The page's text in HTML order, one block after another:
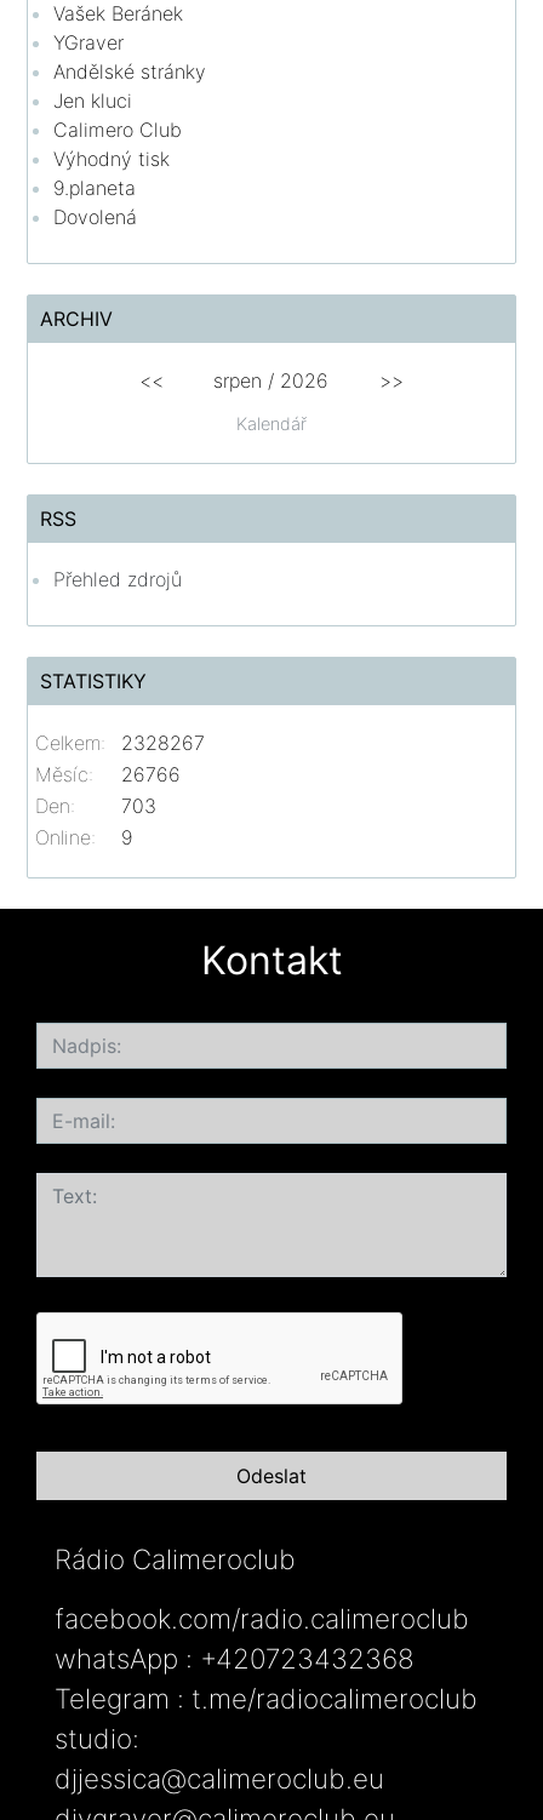
Vašek Beránek
YGraver
Andělské stránky
Jen kluci
Calimero Club
Výhodný tisk
9.planeta
Dovolená
ARCHIV
Kalendář
<< srpen / 2026 >>
RSS
Přehled zdrojů
STATISTIKY
Online: 9
Celkem:
2328267
Měsíc:
26766
Den:
703
Kontakt
Rádio Calimeroclub
facebook.com/radio.calimeroclub
whatsApp : +420723432368
Telegram : t.me/radiocalimeroclub
studio:
djjessica@calimeroclub.eu